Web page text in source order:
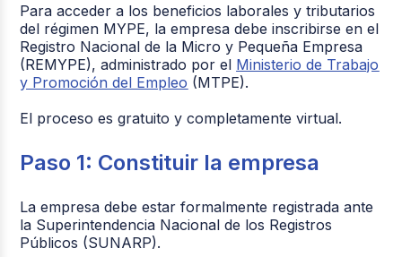
Para acceder a los beneficios laborales y tributarios
del régimen MYPE, la empresa debe inscribirse en el
Registro Nacional de la Micro y Pequeña Empresa
(REMYPE), administrado por el Ministerio de Trabajo
y Promoción del Empleo (MTPE).
El proceso es gratuito y completamente virtual.
Paso 1: Constituir la empresa
La empresa debe estar formalmente registrada ante
la Superintendencia Nacional de los Registros
Públicos (SUNARP).